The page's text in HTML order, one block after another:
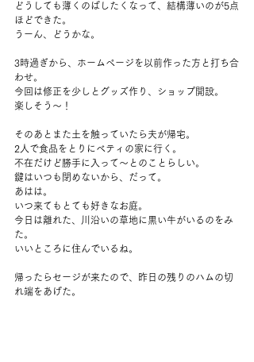
どうしても薄くのばしたくなって、結構薄いのが5点
ほどできた。
うーん、どうかな。
3時過ぎから、ホームページを以前作った方と打ち合
わせ。
今回は修正を少しとグッズ作り、ショップ開設。
楽しそう～！
そのあとまた土を触っていたら夫が帰宅。
2人で食品をとりにベティの家に行く。
不在だけど勝手に入って～とのことらしい。
鍵はいつも閉めないから、だって。
あはは。
いつ来てもとても好きなお庭。
今日は離れた、川沿いの草地に黒い牛がいるのをみ
た。
いいところに住んでいるね。
帰ったらセージが来たので、昨日の残りのハムの切
れ端をあげた。